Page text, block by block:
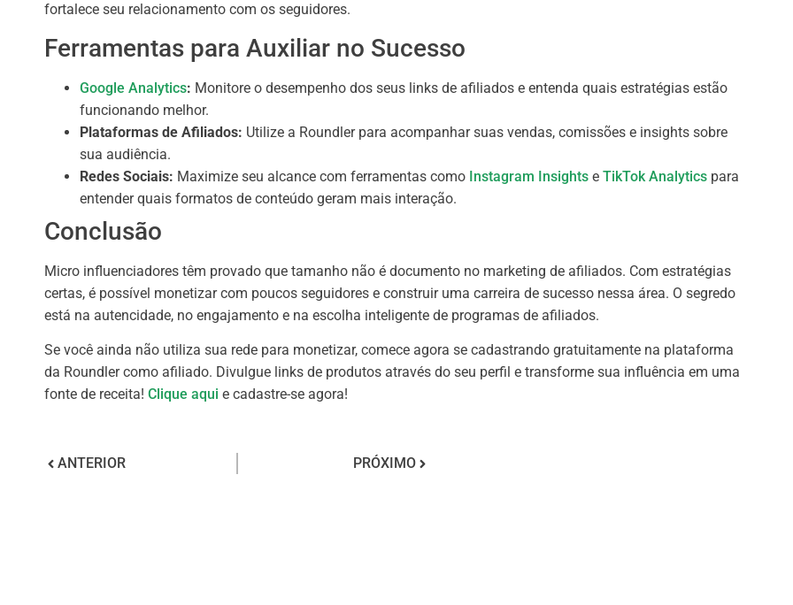
fortalece seu relacionamento com os seguidores.
Ferramentas para Auxiliar no Sucesso
Google Analytics: Monitore o desempenho dos seus links de afiliados e entenda quais estratégias estão
funcionando melhor.
Plataformas de Afiliados: Utilize a Roundler para acompanhar suas vendas, comissões e insights sobre
sua audiência.
Redes Sociais: Maximize seu alcance com ferramentas como Instagram Insights e TikTok Analytics para
entender quais formatos de conteúdo geram mais interação.
Conclusão
Micro influenciadores têm provado que tamanho não é documento no marketing de afiliados. Com estratégias
certas, é possível monetizar com poucos seguidores e construir uma carreira de sucesso nessa área. O segredo
está na autencidade, no engajamento e na escolha inteligente de programas de afiliados.
Se você ainda não utiliza sua rede para monetizar, comece agora se cadastrando gratuitamente na plataforma
da Roundler como afiliado. Divulgue links de produtos através do seu perfil e transforme sua influência em uma
fonte de receita! Clique aqui e cadastre-se agora!
ANTERIOR PRÓXIMO